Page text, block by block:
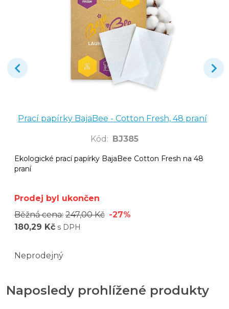
Prací papírky BajaBee - Cotton Fresh, 48 praní
Kód : BJ385
Ekologické prací papírky BajaBee Cotton Fresh na 48
praní
Prodej byl ukončen
Běžná cena: 247,00 Kč -27%
180,29 Kč s DPH
Neprodejný
Naposledy prohlížené produkty